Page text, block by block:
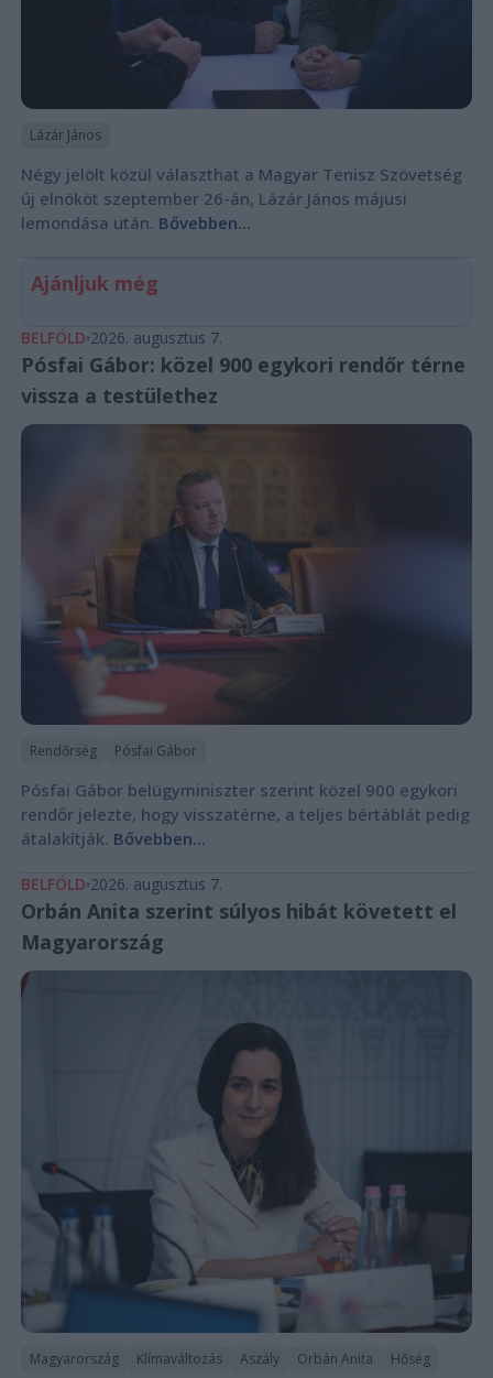
Lázár János
Négy jelölt közül választhat a Magyar Tenisz Szövetség
új elnököt szeptember 26-án, Lázár János májusi
lemondása után. Bővebben...
Ajánljuk még
BELFÖLD 2026. augusztus 7.
Pósfai Gábor: közel 900 egykori rendőr térne
vissza a testülethez
Rendőrség Pósfai Gábor
Pósfai Gábor belügyminiszter szerint közel 900 egykori
rendőr jelezte, hogy visszatérne, a teljes bértáblát pedig
átalakítják. Bővebben...
BELFÖLD 2026. augusztus 7.
Orbán Anita szerint súlyos hibát követett el
Magyarország
Magyarország Klímaváltozás Aszály Orbán Anita Hőség